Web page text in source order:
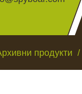
продукти